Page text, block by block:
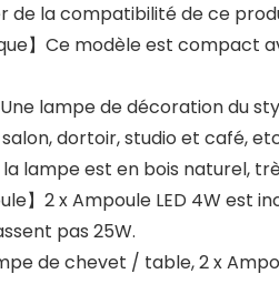
de la compatibilité de ce
】Ce modèle est compact
Une lampe de décoration du
dortoir, studio et café,
la lampe est en bois naturel,
】2 x Ampoule LED 4W est
pas 25W.
de chevet / table, 2 x